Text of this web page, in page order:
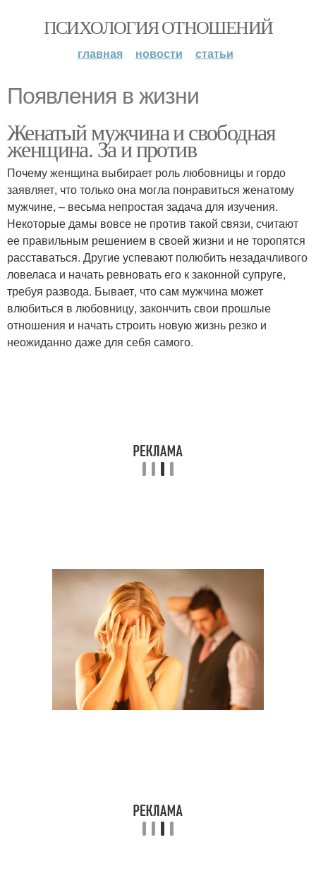
ПСИХОЛОГИЯ ОТНОШЕНИЙ
главная новости статьи
Появления в жизни
Женатый мужчина и свободная
женщина. За и против
Почему женщина выбирает роль любовницы и гордо
заявляет, что только она могла понравиться женатому
мужчине, – весьма непростая задача для изучения.
Некоторые дамы вовсе не против такой связи, считают
ее правильным решением в своей жизни и не торопятся
расставаться. Другие успевают полюбить незадачливого
ловеласа и начать ревновать его к законной супруге,
требуя развода. Бывает, что сам мужчина может
влюбиться в любовницу, закончить свои прошлые
отношения и начать строить новую жизнь резко и
неожиданно даже для себя самого.